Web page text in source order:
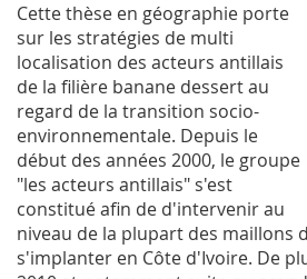
Cette thèse en géographie porte
sur les stratégies de multi
localisation des acteurs antillais
de la filière banane dessert au
regard de la transition socio-
environnementale. Depuis le
début des années 2000, le groupe
"les acteurs antillais" s'est
constitué afin de d'intervenir au
niveau de la plupart des maillons
s'implanter en Côte d'Ivoire. De